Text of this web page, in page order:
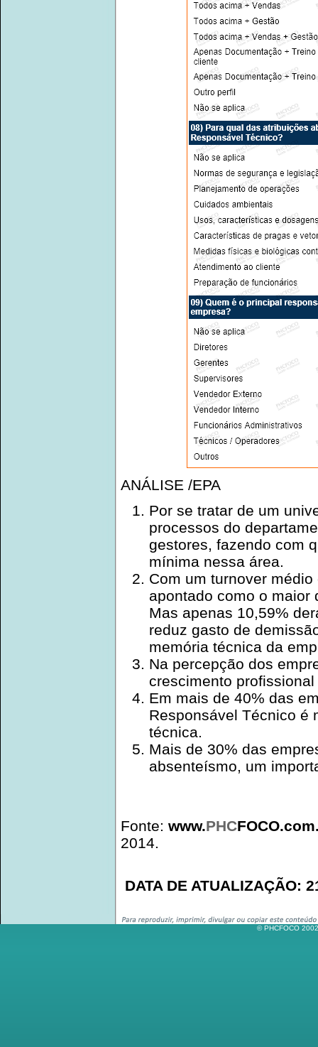
ANÁLISE /EPA
Por se tratar de um
processos do
gestores, fazendo com
mínima nessa área.
Com um turnover
apontado como o maior
Mas apenas 10,59%
reduz gasto de
memória técnica da
Na percepção dos
crescimento
Em mais de 40% das
Responsável Técnico é
técnica.
Mais de 30% das
absenteísmo, um
Fonte: www.PHC
2014.
DATA DE ATUALIZAÇÃO:
© PHCFOCO